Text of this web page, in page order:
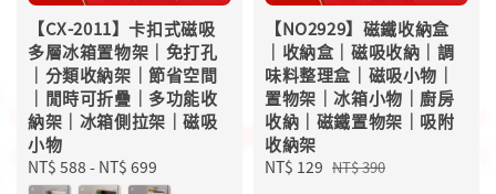
【CX-2011】卡扣式磁吸
多層冰箱置物架｜免打孔
｜分類收納架｜節省空間
｜閒時可折疊｜多功能收
納架｜冰箱側拉架｜磁吸
小物
Regular
price
NT$ 588 - NT$ 699
【NO2929】磁鐵收納盒
｜收納盒｜磁吸收納｜調
味料整理盒｜磁吸小物｜
置物架｜冰箱小物｜廚房
收納｜磁鐵置物架｜吸附
收納架
Sale
NT$ 129 Regular
NT$ 390